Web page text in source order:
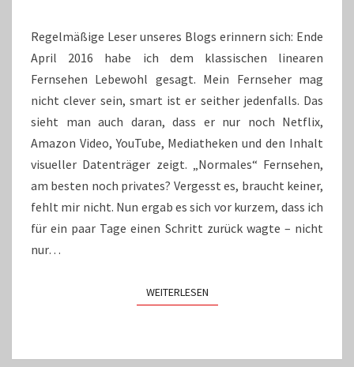
LOHNT
Regelmäßige Leser unseres Blogs erinnern sich: Ende
April 2016 habe ich dem klassischen linearen
Fernsehen Lebewohl gesagt. Mein Fernseher mag
nicht clever sein, smart ist er seither jedenfalls. Das
sieht man auch daran, dass er nur noch Netflix,
Amazon Video, YouTube, Mediatheken und den Inhalt
visueller Datenträger zeigt. „Normales“ Fernsehen,
am besten noch privates? Vergesst es, braucht keiner,
fehlt mir nicht. Nun ergab es sich vor kurzem, dass ich
für ein paar Tage einen Schritt zurück wagte – nicht
nur…
WEITERLESENWEITERLESEN